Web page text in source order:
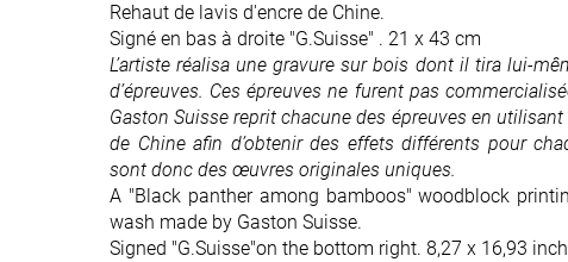
Rehaut de lavis d'encre de Chine.
Signé en bas à droite "G.Suisse" . 21 x 43 cm
L’artiste réalisa une gravure sur bois dont il tira lui-
d’épreuves. Ces épreuves ne furent pas
Gaston Suisse reprit chacune des épreuves en utilisant
de Chine afin d’obtenir des effets différents pour
sont donc des œuvres originales uniques.
A "Black panther among bamboos" woodblock
wash made by Gaston Suisse.
Signed "G.Suisse"on the bottom right. 8,27 x 16,93 inch